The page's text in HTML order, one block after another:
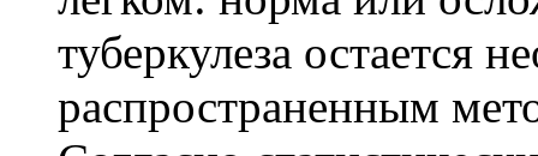
туберкулеза остается
распространенным